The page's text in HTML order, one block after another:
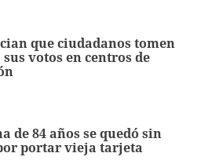
que ciudadanos tomen
votos en centros de
de 84 años se quedó sin
portar vieja tarjeta